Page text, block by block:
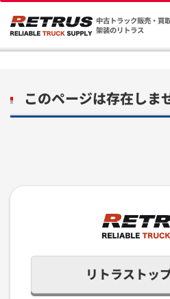
中古トラック販売・買
架装のリトラス
このページは存在しま
リトラストッ